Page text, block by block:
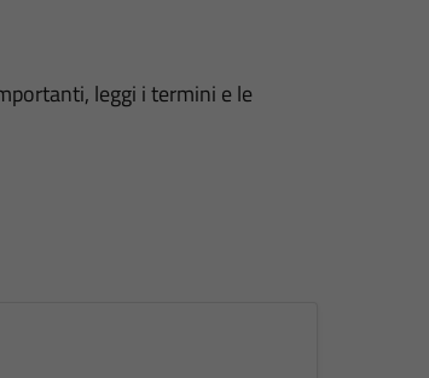
leggi i termini e le